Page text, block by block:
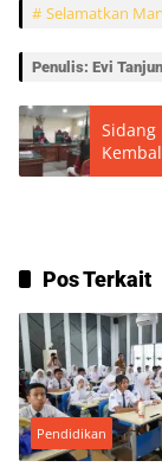
Selamatkan
Penulis: Evi
Sidang
Pos Terkait
Pendidikan